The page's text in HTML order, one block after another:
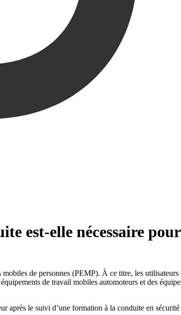
est-elle nécessaire
de personnes (PEMP). À ce titre, les
de travail mobiles automoteurs et des
après le suivi d’une formation à la conduite en